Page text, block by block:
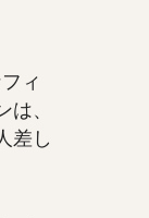
ィ
は、
差し